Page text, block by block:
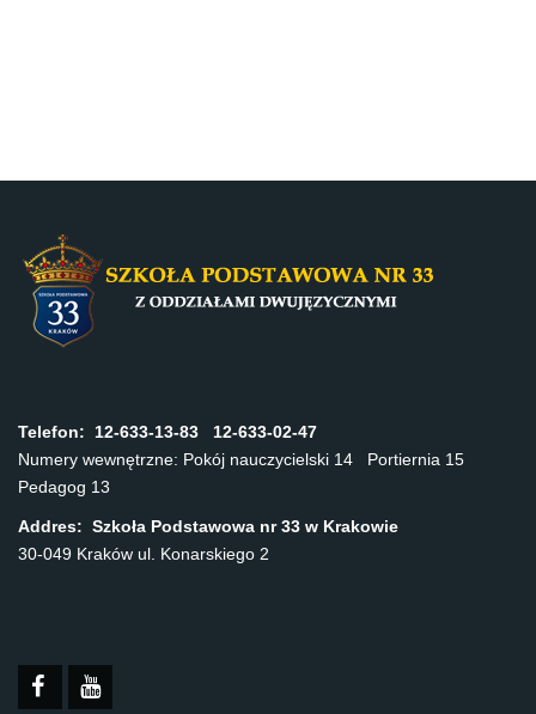
Telefon:
12-633-13-83 12-633-02-47
Numery wewnętrzne: Pokój nauczycielski 14 Portiernia 15
Pedagog 13
Addres: Szkoła Podstawowa nr 33 w Krakowie
30-049 Kraków ul. Konarskiego 2